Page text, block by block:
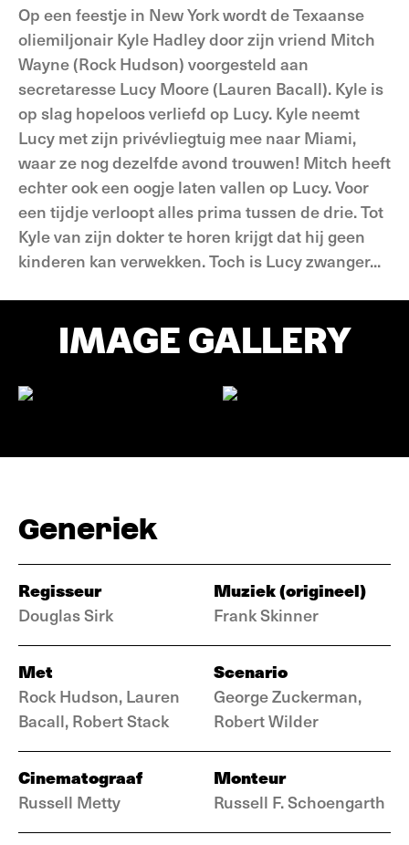
Op een feestje in New York wordt de Texaanse
oliemiljonair Kyle Hadley door zijn vriend Mitch
Wayne (Rock Hudson) voorgesteld aan
secretaresse Lucy Moore (Lauren Bacall). Kyle is
op slag hopeloos verliefd op Lucy. Kyle neemt
Lucy met zijn privévliegtuig mee naar Miami,
waar ze nog dezelfde avond trouwen! Mitch heeft
echter ook een oogje laten vallen op Lucy. Voor
een tijdje verloopt alles prima tussen de drie. Tot
Kyle van zijn dokter te horen krijgt dat hij geen
kinderen kan verwekken. Toch is Lucy zwanger...
IMAGE GALLERY
Generiek
Regisseur
Douglas Sirk
Muziek (origineel)
Frank Skinner
Met
Rock Hudson, Lauren
Bacall, Robert Stack
Scenario
George Zuckerman,
Robert Wilder
Cinematograaf
Russell Metty
Monteur
Russell F. Schoengarth